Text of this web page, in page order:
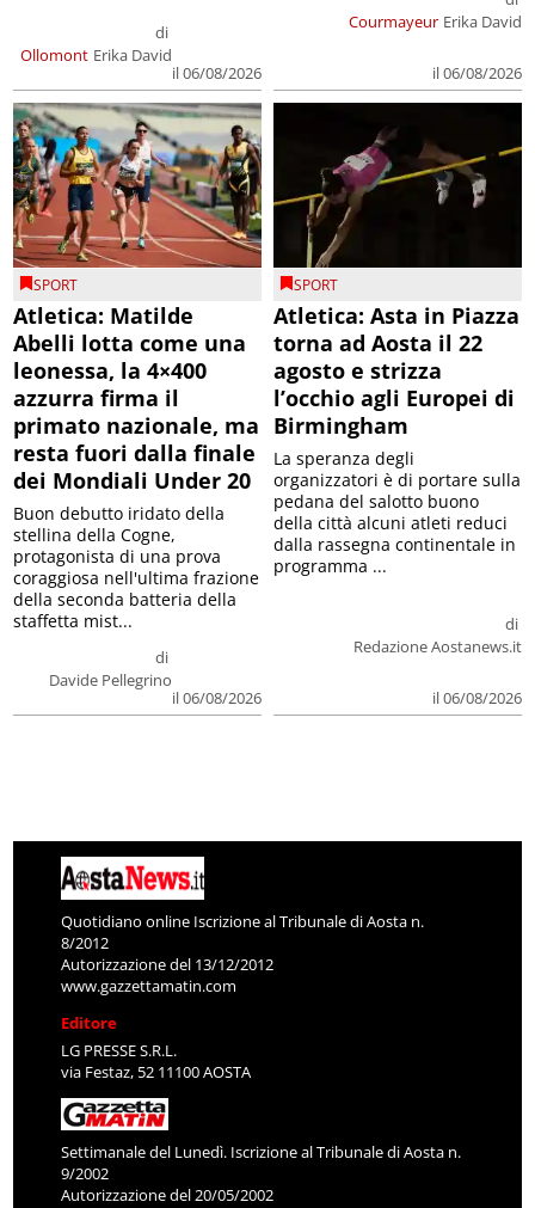
Ollomont
di
Erika David
il 06/08/2026
Courmayeur Erika David
il 06/08/2026
SPORT
Atletica: Matilde
Abelli lotta come una
leonessa, la 4×400
azzurra firma il
primato nazionale, ma
resta fuori dalla finale
dei Mondiali Under 20
di
Davide Pellegrino
il 06/08/2026
Buon debutto iridato della
stellina della Cogne,
protagonista di una prova
coraggiosa nell'ultima frazione
della seconda batteria della
staffetta mist...
SPORT
Atletica: Asta in Piazza
torna ad Aosta il 22
agosto e strizza
l’occhio agli Europei di
Birmingham
di
Redazione Aostanews.it
il 06/08/2026
La speranza degli
organizzatori è di portare sulla
pedana del salotto buono
della città alcuni atleti reduci
dalla rassegna continentale in
programma ...
Quotidiano online Iscrizione al Tribunale di Aosta n.
8/2012
Autorizzazione del 13/12/2012
www.gazzettamatin.com
Editore
LG PRESSE S.R.L.
via Festaz, 52 11100 AOSTA
Settimanale del Lunedì. Iscrizione al Tribunale di Aosta n.
9/2002
Autorizzazione del 20/05/2002